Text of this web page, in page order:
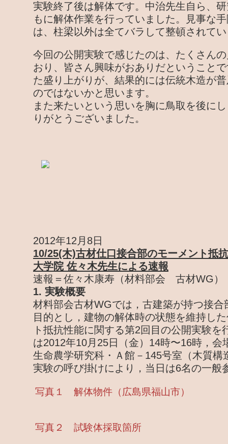
実験終了後は解体です。中治先生自ら、
もに解体作業を行っていました。見事な
は、柱梁以外は全てバラして整頓されて
今回の公開実験で感じたのは、たくさん
おり、皆さん興味がおありだということ
た盛り上がりが、結果的には伝統木造が
のではないかと思います。
また来たいという思いを胸に鳥取を後に
りがとうございました。
2012年12月8日
10/25(木)古材仕口接合部のモーメント抵
大学院 佐々木先生による速報
速報＝佐々木康寿（材料部会 古材WG）
1. 実験概要
材料部会古材WGでは，古建築が持つ接
目的とし，建物の解体時の状態を維持し
ト抵抗性能に関する第2回目の公開実験を
は2012年10月25日（金）14時〜16時，会
生命農学研究科・Ａ館－145号室（木質構
実験の呼び掛けにより，当日は6名の一般
写真１ 解体物件（広島県福山市）
写真２ 試験体採取箇所